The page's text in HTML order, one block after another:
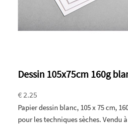
Dessin 105x75cm 160g
€ 2.25
Papier dessin blanc, 105 x 75 cm,
pour les techniques sèches. Vendu